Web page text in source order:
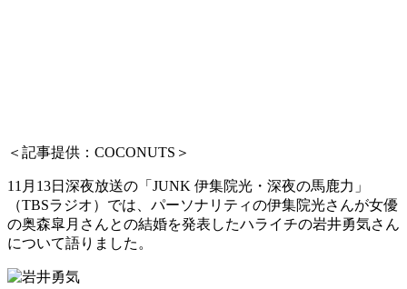
＜記事提供：COCONUTS＞
11月13日深夜放送の「JUNK 伊集院光・深夜の馬鹿力」
（TBSラジオ）では、パーソナリティの伊集院光さんが女優
の奥森皐月さんとの結婚を発表したハライチの岩井勇気さん
について語りました。